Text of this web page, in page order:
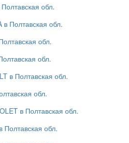
обл.
в Полтавская обл.
обл.
обл.
в Полтавская обл.
обл.
в Полтавская обл.
Полтавская обл.